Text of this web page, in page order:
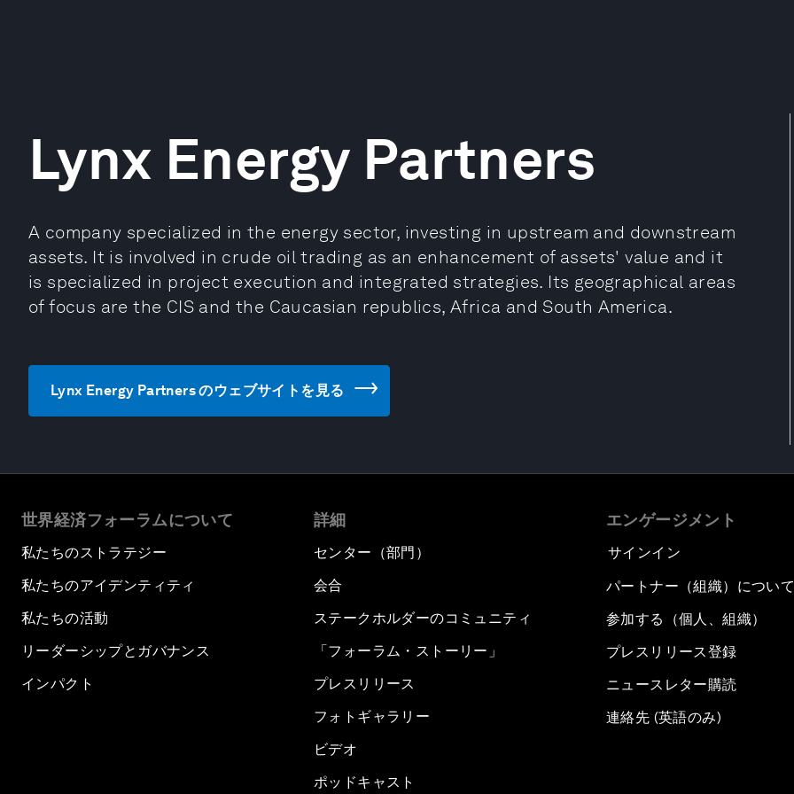
Lynx Energy Partners
A company specialized in the energy sector, investing in upstream and downstream
assets. It is involved in crude oil trading as an enhancement of assets' value and it
is specialized in project execution and integrated strategies. Its geographical areas
of focus are the CIS and the Caucasian republics, Africa and South America.
Lynx Energy Partners のウェブサイトを見る
世界経済フォーラムについて
私たちのストラテジー
私たちのアイデンティティ
私たちの活動
リーダーシップとガバナンス
インパクト
詳細
センター（部門）
会合
ステークホルダーのコミュニティ
「フォーラム・ストーリー」
プレスリリース
フォトギャラリー
ビデオ
ポッドキャスト
エンゲージメント
サインイン
パートナー（組織）について
参加する（個人、組織）
プレスリリース登録
ニュースレター購読
連絡先 (英語のみ)